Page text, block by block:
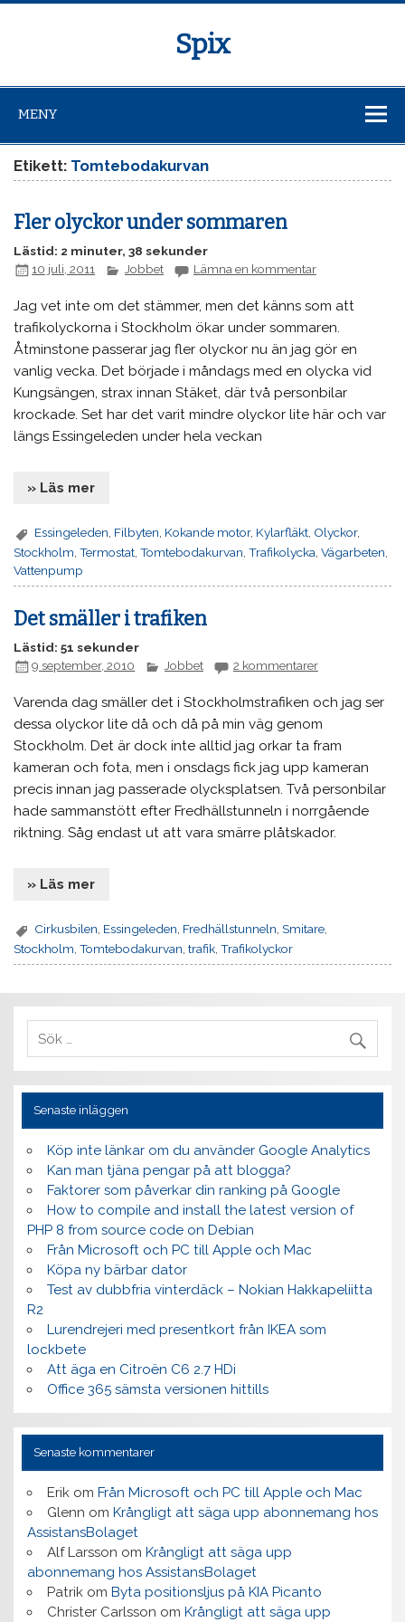
Spix
MENY
Etikett: Tomtebodakurvan
Fler olyckor under sommaren
Lästid: 2 minuter, 38 sekunder
10 juli, 2011
Jobbet Lämna en kommentar
Jag vet inte om det stämmer, men det känns som att
trafikolyckorna i Stockholm ökar under sommaren.
Åtminstone passerar jag fler olyckor nu än jag gör en
vanlig vecka. Det började i måndags med en olycka vid
Kungsängen, strax innan Stäket, där två personbilar
krockade. Set har det varit mindre olyckor lite här och var
längs Essingeleden under hela veckan
» Läs mer
Essingeleden Filbyten Kokande motor, Kylarfläkt Olyckor,
Stockholm ,Termostat ,Tomtebodakurvan ,Trafikolycka ,Vägarbeten
Vattenpump
Det smäller i trafiken
Lästid: 51 sekunder
9 september, 2010
Jobbet 2 kommentarer
Varenda dag smäller det i Stockholmstrafiken och jag ser
dessa olyckor lite då och då på min väg genom
Stockholm. Det är dock inte alltid jag orkar ta fram
kameran och fota, men i onsdags fick jag upp kameran
precis innan jag passerade olycksplatsen. Två personbilar
hade sammanstött efter Fredhällstunneln i norrgående
riktning. Såg endast ut att vara smärre plåtskador.
» Läs mer
Cirkusbilen Essingeleden Fredhällstunneln ,Smitare
Stockholm ,Tomtebodakurvan ,trafik ,Trafikolyckor
Senaste inläggen
Köp inte länkar om du använder Google Analytics
Kan man tjäna pengar på att blogga?
Faktorer som påverkar din ranking på Google
How to compile and install the latest version of
PHP 8 from source code on Debian
Från Microsoft och PC till Apple och Mac
Köpa ny bärbar dator
Test av dubbfria vinterdäck – Nokian Hakkapeliitta
R2
Lurendrejeri med presentkort från IKEA som
lockbete
Att äga en Citroën C6 2.7 HDi
Office 365 sämsta versionen hittills
Senaste kommentarer
Erikom Från Microsoft och PC till Apple och Mac
Glenn om Krångligt att säga upp abonnemang hos
AssistansBolaget
Alf Larsson om Krångligt att säga upp
abonnemang hos AssistansBolaget
Patrikom Byta positionsljus på KIA Picanto
Christer Carlsson om Krångligt att säga upp